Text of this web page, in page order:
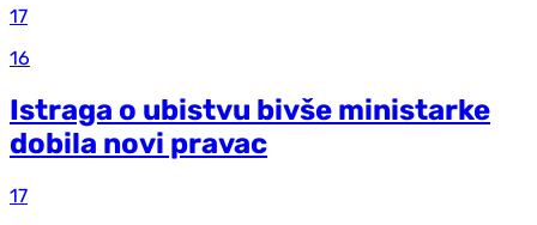
17
16
Istraga o ubistvu bivše ministarke
dobila novi pravac
17